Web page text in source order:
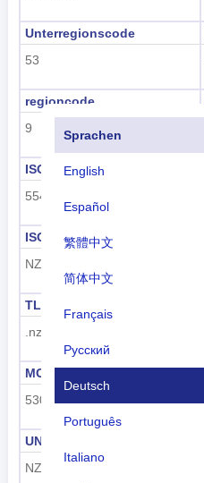
Sprachen
English
Español
繁體中文
简体中文
Français
Русский
Deutsch
Português
Italiano
Unterregionscode
53
regioncode
9
ISO 3166-1 numerisch
554
ISO 3166-1-Alpha-3
NZL
TLD
.nz
MCC
530
UNDP
NZE